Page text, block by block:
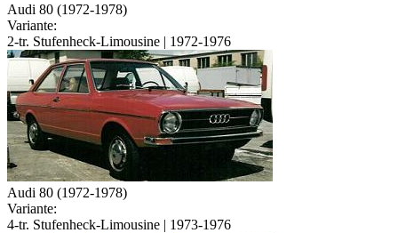
Audi 80 (1972-1978)
Variante:
2-tr. Stufenheck-Limousine | 1972-1976
Audi 80 (1972-1978)
Variante:
4-tr. Stufenheck-Limousine | 1973-1976